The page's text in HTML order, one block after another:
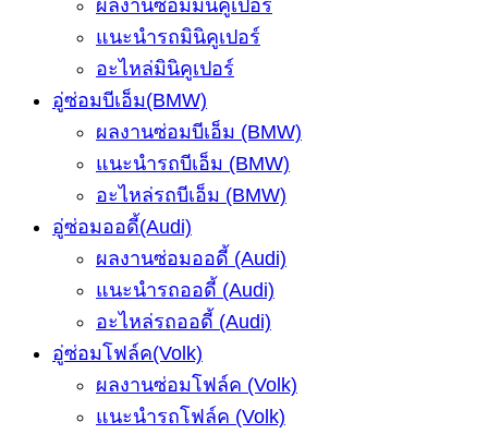
ผลงานซ่อมมินิคูเปอร์
แนะนำรถมินิคูเปอร์
อะไหล่มินิคูเปอร์
อู่ซ่อมบีเอ็ม(BMW)
ผลงานซ่อมบีเอ็ม (BMW)
แนะนำรถบีเอ็ม (BMW)
อะไหล่รถบีเอ็ม (BMW)
อู่ซ่อมออดี้(Audi)
ผลงานซ่อมออดี้ (Audi)
แนะนำรถออดี้ (Audi)
อะไหล่รถออดี้ (Audi)
อู่ซ่อมโฟล์ค(Volk)
ผลงานซ่อมโฟล์ค (Volk)
แนะนำรถโฟล์ค (Volk)